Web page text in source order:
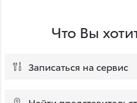
Что Вы
Записаться на сервис